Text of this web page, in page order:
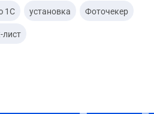
1С установка Фоточекер
лист